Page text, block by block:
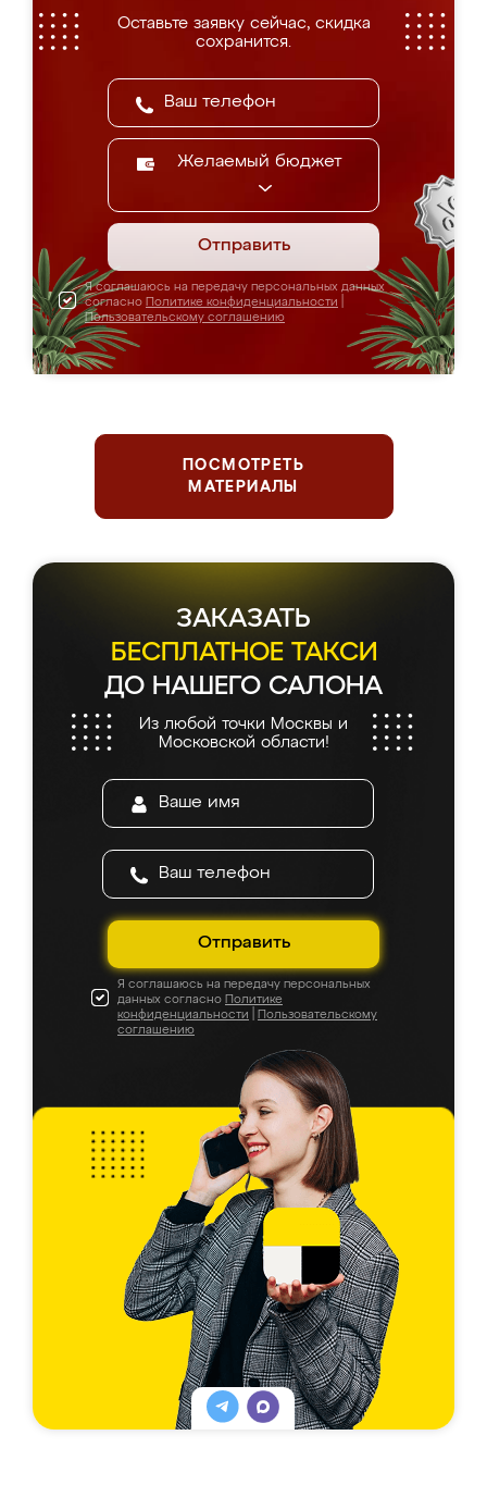
Оставьте заявку сейчас, скидка
сохранится.
Желаемый бюджет
Отправить
Я соглашаюсь на передачу персональных данных
согласно Политике конфиденциальности
Пользовательскому соглашению
ПОСМОТРЕТЬ
МАТЕРИАЛЫ
ЗАКАЗАТЬ
БЕСПЛАТНОЕ ТАКСИ
ДО НАШЕГО САЛОНА
Из любой точки Москвы и
Московской области!
Отправить
Я соглашаюсь на передачу персональных
данных согласно Политике
конфиденциальности
Пользовательскому
соглашению